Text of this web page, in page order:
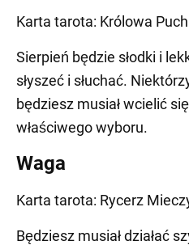
Karta tarota: Królowa
Sierpień będzie słodki i
słyszeć i słuchać.
będziesz musiał wcielić
właściwego wyboru.
Waga
Karta tarota: Rycerz
Będziesz musiał działać